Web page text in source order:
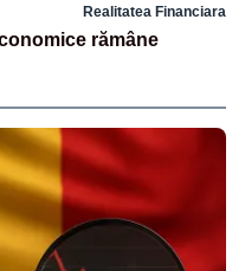
Realitatea Financiara
rămâne